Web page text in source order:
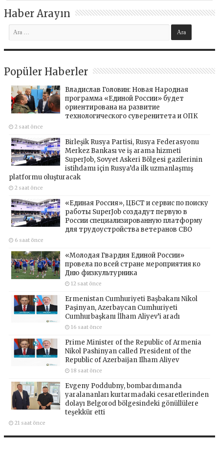
Haber Arayın
Popüler Haberler
Владислав Головин: Новая Народная
программа «Единой России» будет
ориентирована на развитие
технологического суверенитета и ОПК
2 saat önce
Birleşik Rusya Partisi, Rusya Federasyonu
Merkez Bankası ve iş arama hizmeti
SuperJob, Sovyet Askeri Bölgesi gazilerinin
istihdamı için Rusya’da ilk uzmanlaşmış
platformu oluşturacak
2 saat önce
«Единая Россия», ЦБСТ и сервис по поиску
работы SuperJob создадут первую в
России специализированную платформу
для трудоустройства ветеранов СВО
6 saat önce
«Молодая Гвардия Единой России»
провела по всей стране мероприятия ко
Дню физкультурника
12 saat önce
Ermenistan Cumhuriyeti Başbakanı Nikol
Paşinyan, Azerbaycan Cumhuriyeti
Cumhurbaşkanı İlham Aliyev’i aradı
16 saat önce
Prime Minister of the Republic of Armenia
Nikol Pashinyan called President of the
Republic of Azerbaijan Ilham Aliyev
18 saat önce
Evgeny Poddubny, bombardımanda
yaralananları kurtarmadaki cesaretlerinden
dolayı Belgorod bölgesindeki gönüllülere
teşekkür etti
21 saat önce